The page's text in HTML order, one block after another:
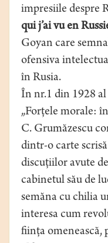
impresiile despre
qui j’ai vu en
Goyan care
ofensiva
în Rusia.
În nr.1 din 1928 al
„Forţele morale:
C. Grumăzescu
dintr-o carte
discuţiilor avute
cabinetul său de
semăna cu chilia
interesa cum
fiinţa omenească,